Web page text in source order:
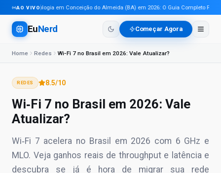
AO VIVO
Tecnologia em Conceição do Almeida (BA) em 2026: O Guia Completo Para
EuNerd Começar Agora
Home Redes Wi‑Fi 7 no Brasil em 2026: Vale Atualizar?
REDES 8.5/10
Wi‑Fi 7 no Brasil em 2026: Vale
Atualizar?
Wi‑Fi 7 acelera no Brasil em 2026 com 6 GHz e
MLO. Veja ganhos reais de throughput e latência e
descubra se já é hora de migrar sua rede